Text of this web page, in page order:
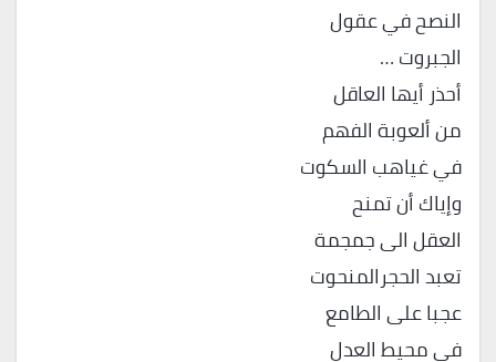
النصح في عقول
الجبروت …
أحذر أيها العاقل
من ألعوبة الفهم
في غياهب السكوت
وإياك أن تمنح
العقل الى جمجمة
تعبد الحجرالمنحوت
عجبا على الطامع
في محيط العدل